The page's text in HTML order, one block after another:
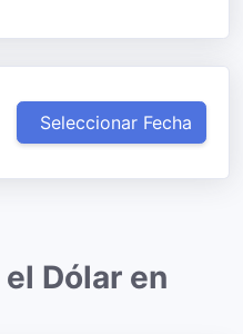
Seleccionar Fecha
Dólar en